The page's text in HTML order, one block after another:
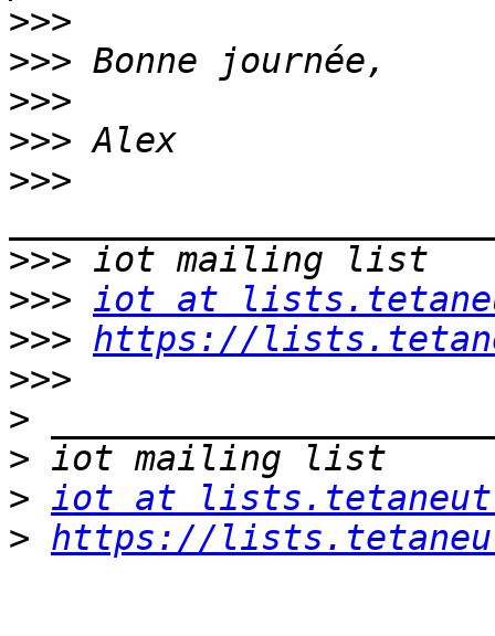
>>>
>>>
>>>
>>>
>>>
>>>
>>> iot at
>>> https://
>>>
>
>
> iot at
> https://